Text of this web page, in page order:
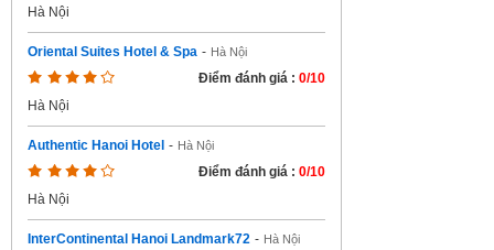
Hà Nội
Oriental Suites Hotel & Spa - Hà Nội
Điểm đánh giá : 0/10
Hà Nội
Authentic Hanoi Hotel - Hà Nội
Điểm đánh giá : 0/10
Hà Nội
InterContinental Hanoi Landmark72 - Hà Nội